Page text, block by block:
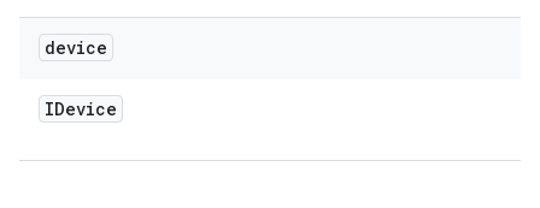
device
IDevice